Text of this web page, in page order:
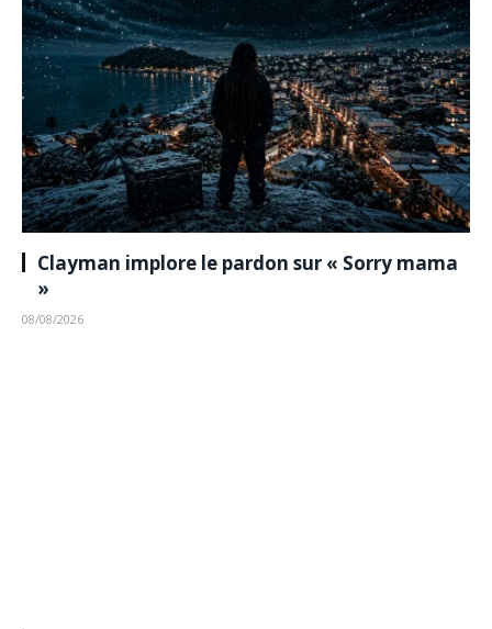
Clayman implore le pardon sur « Sorry mama
»
08/08/2026